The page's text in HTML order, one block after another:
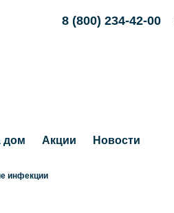
8 (800) 234-42-00
дом Акции Новости
инфекции